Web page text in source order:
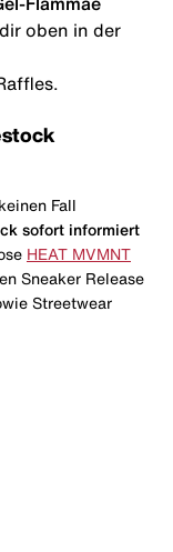
oben in der
Fall
sofort informiert
HEAT MVMNT
Sneaker Release
Streetwear